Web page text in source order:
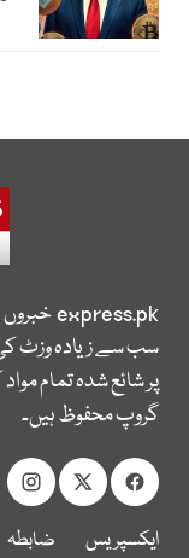
express.pk
سب سے زیادہ وزٹ
پر شائع شدہ تمام
گروپ محفوظ ہیں۔
ایکسپریس
ضابطہ